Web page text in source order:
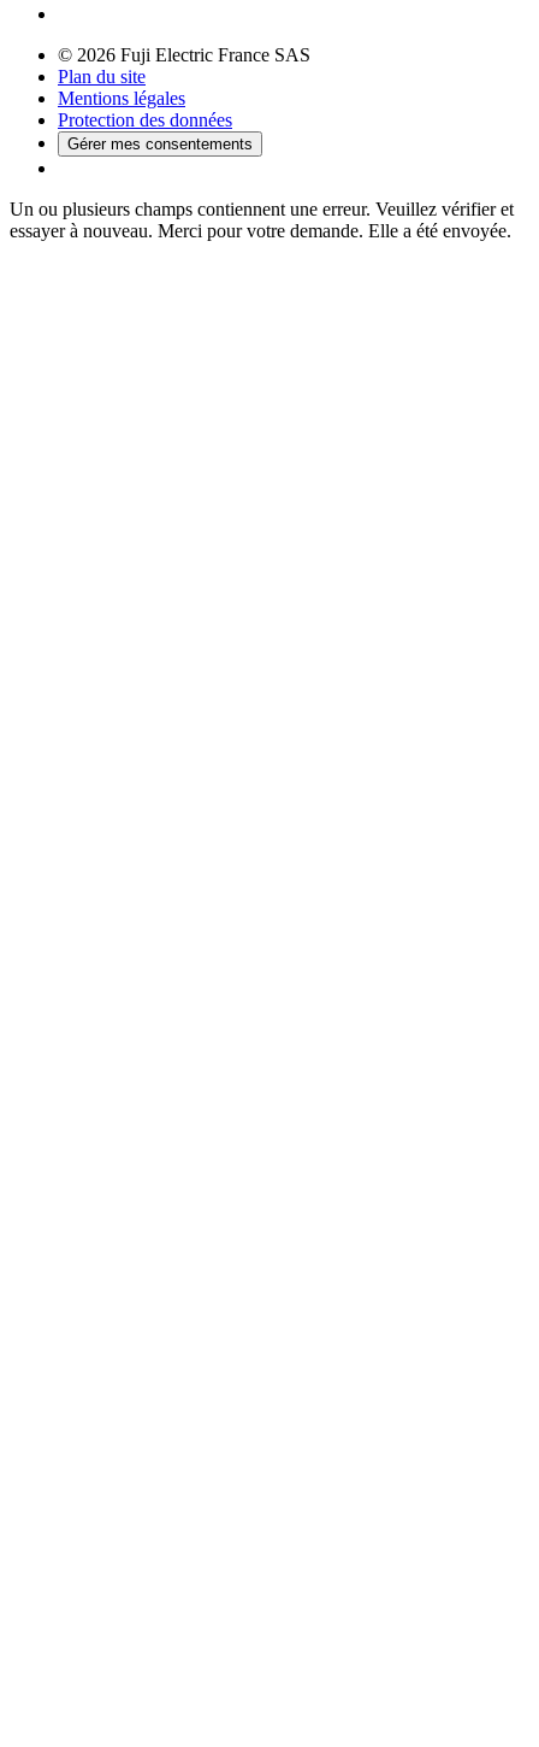
© 2026 Fuji Electric France SAS
Plan du site
Mentions légales
Protection des données
Gérer mes consentements
Un ou plusieurs champs contiennent une erreur. Veuillez vérifier et
essayer à nouveau. Merci pour votre demande. Elle a été envoyée.